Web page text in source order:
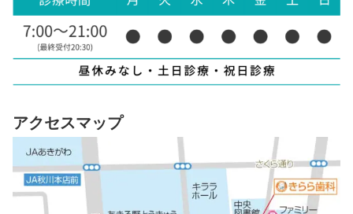
アクセスマップ